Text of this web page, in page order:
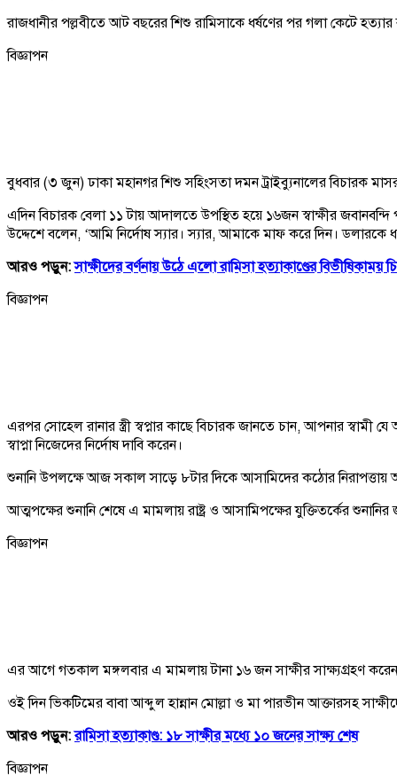
রাজধানীর পল্লবীতে আট বছরের শিশু রামিসাকে ধর্ষণের পর গলা কেটে হত্যার
বিজ্ঞাপন
বুধবার (৩ জুন) ঢাকা মহানগর শিশু সহিংসতা দমন ট্রাইব্যুনালের বিচারক
এদিন বিচারক বেলা ১১ টায় আদালতে উপস্থিত হয়ে ১৬জন স্বাক্ষীর
উদ্দেশে বলেন, ‘আমি নির্দোষ স্যার। স্যার, আমাকে মাফ করে দিন।
আরও পড়ুন:সাক্ষীদের বর্ণনায় উঠে এলো রামিসা হত্যাকাণ্ডের বিভীষিকাময়
বিজ্ঞাপন
এরপর সোহেল রানার স্ত্রী স্বপ্নার কাছে বিচারক জানতে চান, আপনার
স্বাপ্না নিজেদের নির্দোষ দাবি করেন।
শুনানি উপলক্ষে আজ সকাল সাড়ে ৮টার দিকে আসামিদের কঠোর নিরাপত্তায়
আত্মপক্ষের শুনানি শেষে এ মামলায় রাষ্ট্র ও আসামিপক্ষের যুক্তিতর্কের
বিজ্ঞাপন
এর আগে গতকাল মঙ্গলবার এ মামলায় টানা ১৬ জন সাক্ষীর সাক্ষ্যগ্রহণ করেন
ওই দিন ভিকটিমের বাবা আব্দুল হান্নান মোল্লা ও মা পারভীন আক্তারসহ
আরও পড়ুন:রামিসা হত্যাকাণ্ড: ১৮ সাক্ষীর মধ্যে ১০ জনের সাক্ষ্য শেষ
বিজ্ঞাপন